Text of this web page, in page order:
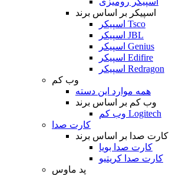
اسپیکر بر اساس برند
اسپیکر Tsco
اسپیکر JBL
اسپیکر Genius
اسپیکر Edifire
اسپیکر Redragon
وب کم
همه موارد این دسته
وب کم بر اساس برند
وب کم Logitech
کارت صدا
کارت صدا بر اساس برند
کارت صدا بویا
کارت صدا کریتیو
پد ماوس